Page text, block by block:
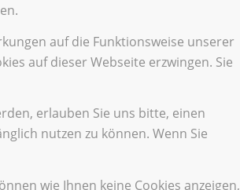
auf die Funktionsweise unserer
auf dieser Webseite erzwingen. Sie
erlauben Sie uns bitte, einen
nutzen zu können. Wenn Sie
wie Ihnen keine Cookies anzeigen,